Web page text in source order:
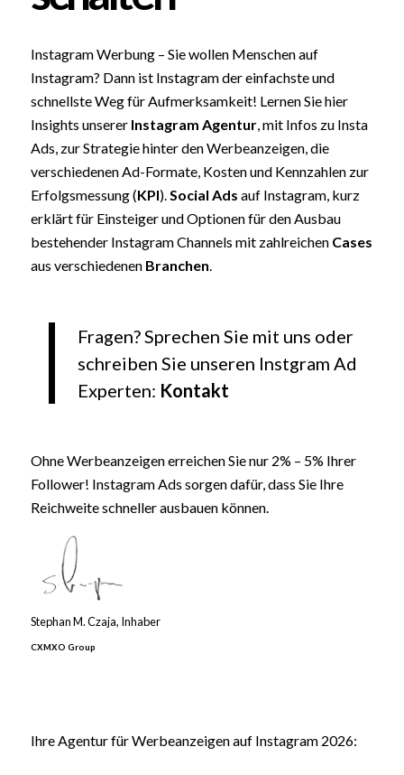
Instagram Werbung – Sie wollen Menschen auf
Instagram? Dann ist Instagram der einfachste und
schnellste Weg für Aufmerksamkeit! Lernen Sie hier
Insights unserer Instagram Agentur, mit Infos zu Insta
Ads, zur Strategie hinter den Werbeanzeigen, die
verschiedenen Ad-Formate, Kosten und Kennzahlen zur
Erfolgsmessung (KPI).Social Ads auf Instagram, kurz
erklärt für Einsteiger und Optionen für den Ausbau
bestehender Instagram Channels mit zahlreichen Cases
aus verschiedenen Branchen.
Fragen? Sprechen Sie mit uns oder
schreiben Sie unseren Instgram Ad
Experten: Kontakt
Ohne Werbeanzeigen erreichen Sie nur 2% – 5% Ihrer
Follower! Instagram Ads sorgen dafür, dass Sie Ihre
Reichweite schneller ausbauen können.
Stephan M. Czaja, Inhaber
CXMXO Group
Ihre Agentur für Werbeanzeigen auf Instagram 2026: